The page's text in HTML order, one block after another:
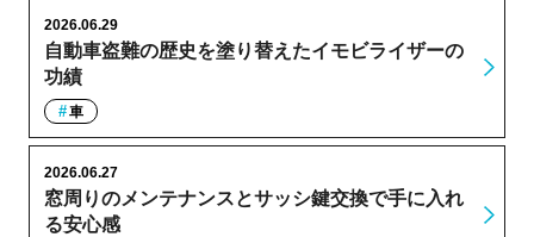
自動車盗難の歴史を塗り替えたイモビライザーの
功績
2026.06.29
車
窓周りのメンテナンスとサッシ鍵交換で手に入れ
る安心感
2026.06.27